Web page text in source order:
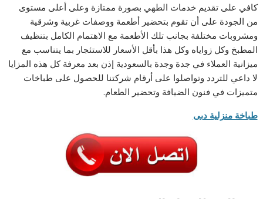
كافي على تقديم خدمات الطهي بصورة ممتازة وعلى أعلى مستوى
من الجودة على أن تقوم بتحضير أطعمة ووصفات غربية وشرقية
ومشروبات مختلفة بجانب تلك الأطعمة مع الاهتمام الكامل بتنظيف
المطبخ وكل زواياه وكل هذا بأقل الأسعار للاستئجار بما يتناسب مع
ميزانية العملاء في جدة وجدة بالسعودية إذن بعد معرفة كل هذه المزايا
لا داعي للتردد وتواصلوا على أرقام شركتنا للحصول على طباخات
متميزات في فنون الضيافة وتحضير الطعام.
طباخة منزلية دبى